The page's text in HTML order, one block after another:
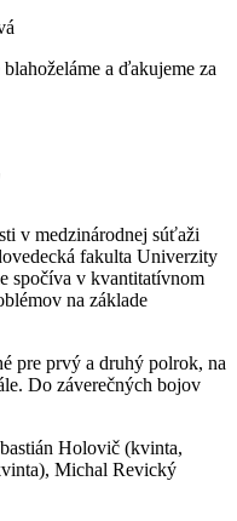
a ďakujeme za
v medzinárodnej súťaži
fakulta Univerzity
spočíva v kvantitatívnom
na základe
pre prvý a druhý polrok, na
Do záverečných bojov
Holovič (kvinta,
Michal Revický